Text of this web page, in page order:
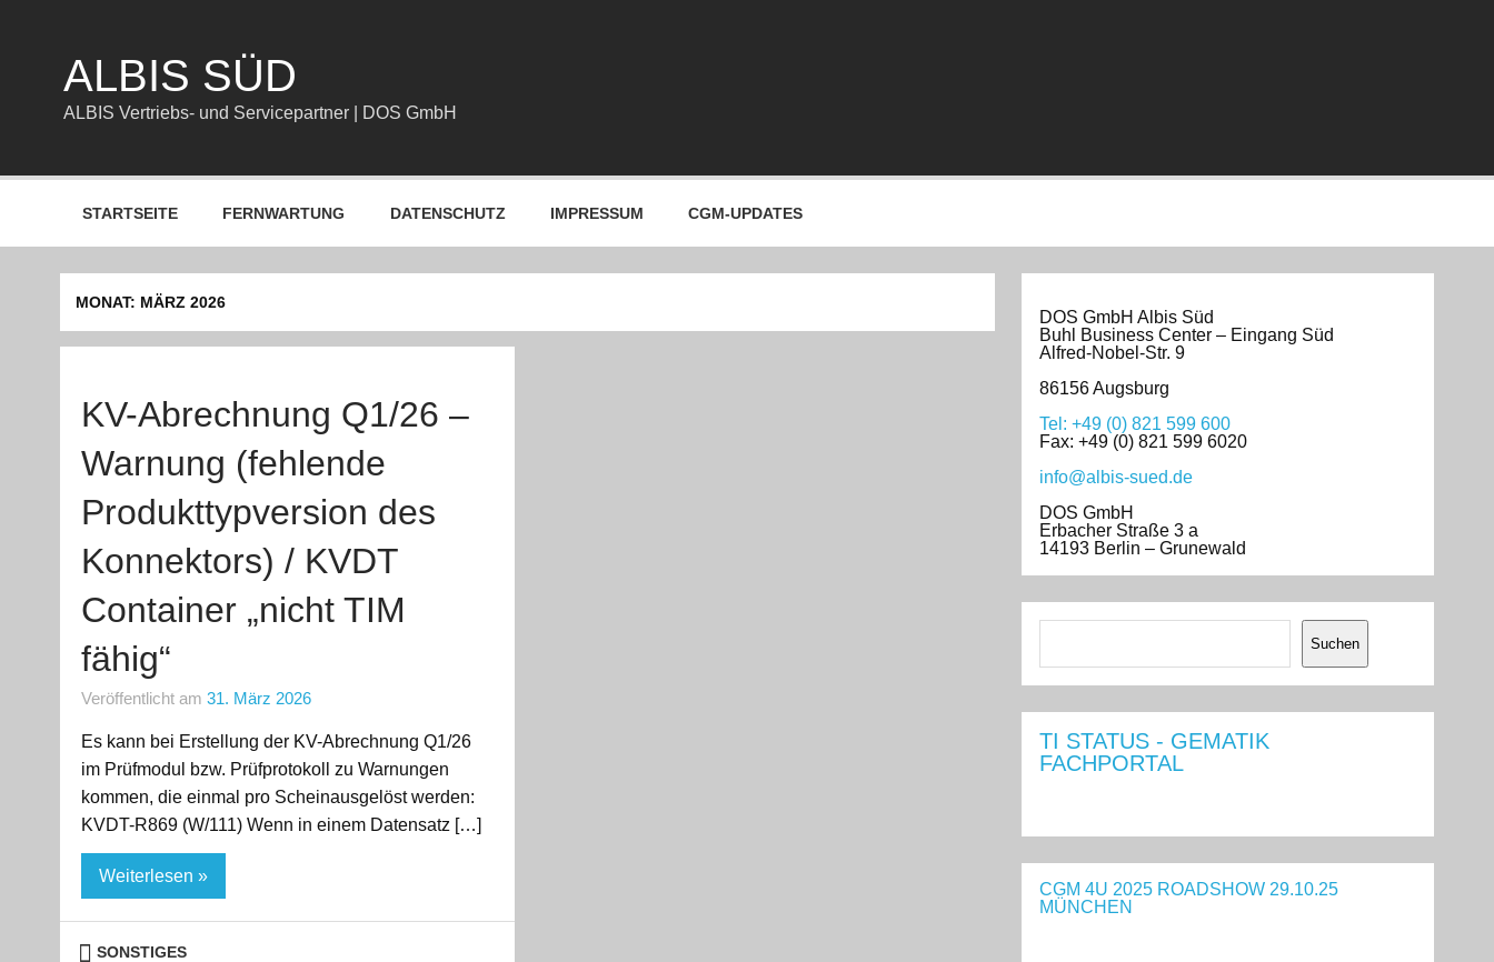
ALBIS SÜD
ALBIS Vertriebs- und Servicepartner | DOS GmbH
STARTSEITE FERNWARTUNG DATENSCHUTZ IMPRESSUM CGM-UPDATES
MONAT: MÄRZ 2026
KV-Abrechnung Q1/26 –
Warnung (fehlende
Produkttypversion des
Konnektors) / KVDT
Container „nicht TIM
fähig“
Veröffentlicht am 31. März 2026
Es kann bei Erstellung der KV-Abrechnung Q1/26
im Prüfmodul bzw. Prüfprotokoll zu Warnungen
kommen, die einmal pro Scheinausgelöst werden:
KVDT-R869 (W/111) Wenn in einem Datensatz […]
Weiterlesen »
SONSTIGES
DOS GmbH Albis Süd
Buhl Business Center – Eingang Süd
Alfred-Nobel-Str. 9
86156 Augsburg
Tel: +49 (0) 821 599 600
Fax: +49 (0) 821 599 6020
info@albis-sued.de
DOS GmbH
Erbacher Straße 3 a
14193 Berlin – Grunewald
Suchen
TI STATUS - GEMATIK
FACHPORTAL
CGM 4U 2025 ROADSHOW 29.10.25
MÜNCHEN